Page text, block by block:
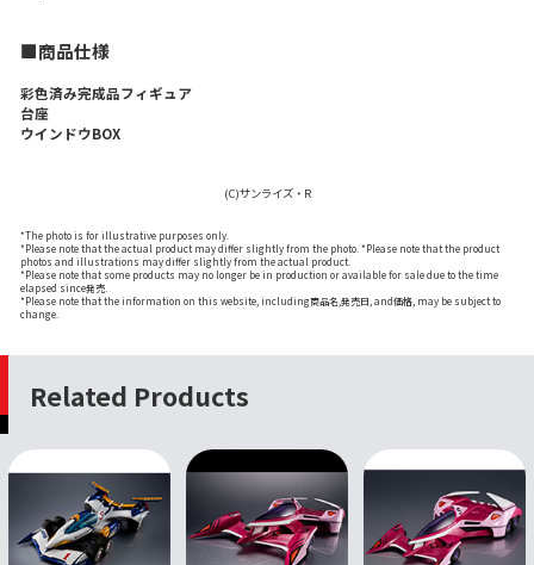
■商品仕様
彩色済み完成品フィギュア
台座
ウインドウBOX
(C)サンライズ・R
*The photo is for illustrative purposes only.
*Please note that the actual product may differ slightly from the photo. *Please note that the product
photos and illustrations may differ slightly from the actual product.
*Please note that some products may no longer be in production or available for sale due to the time
elapsed since発売.
*Please note that the information on this website, including商品名,発売日, and価格, may be subject to
change.
Related Products